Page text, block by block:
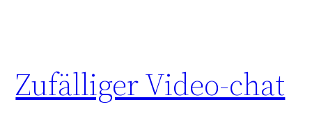
Zufälliger Video-chat